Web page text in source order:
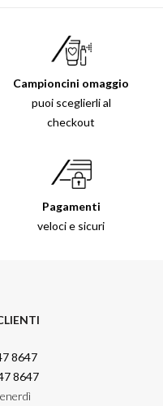
Campioncini omaggio
puoi sceglierli al
checkout
Pagamenti
veloci e sicuri
8647
8647